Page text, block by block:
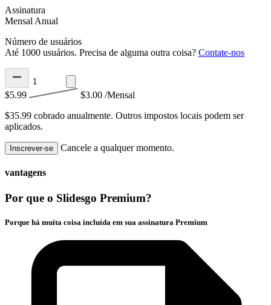
Assinatura
Mensal Anual
Número de usuários
Até 1000 usuários. Precisa de alguma outra coisa? Contate-nos
$5.99 $3.00 /Mensal
$35.99 cobrado anualmente. Outros impostos locais podem ser
aplicados.
Inscrever-se Cancele a qualquer momento.
vantagens
Por que o Slidesgo Premium?
Porque há muita coisa incluída em sua assinatura Premium